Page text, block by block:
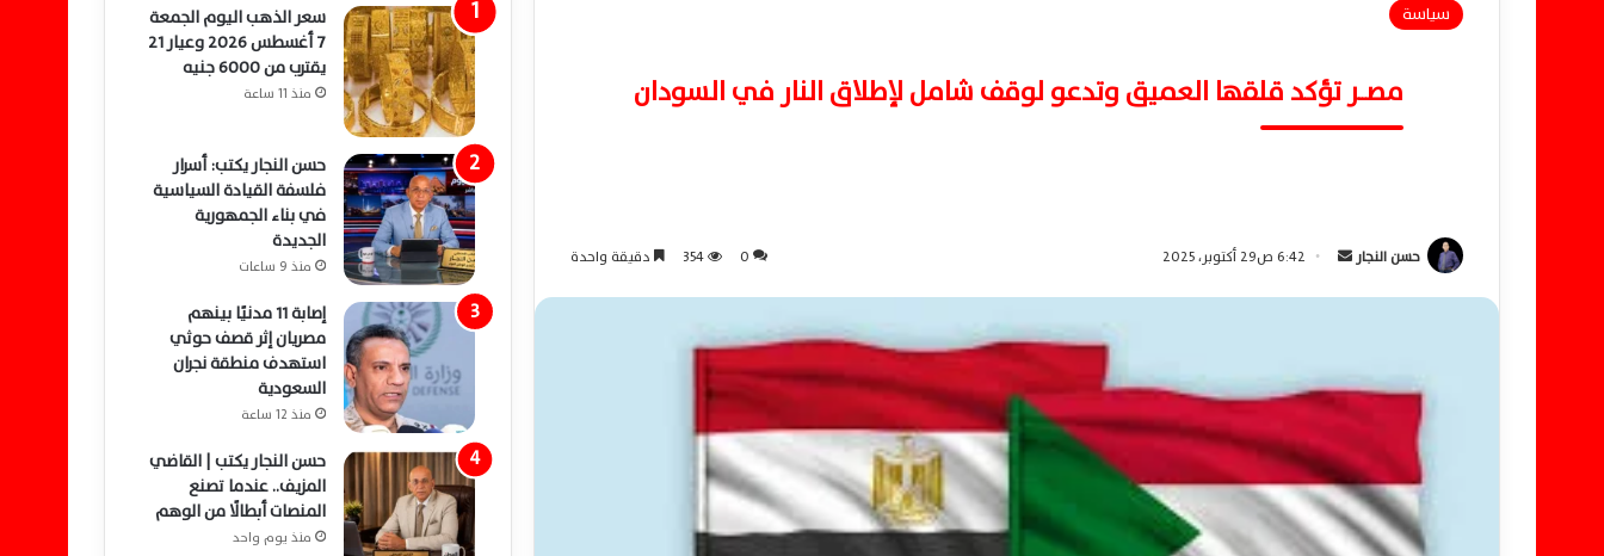
سياسة
مصــر تؤكد قلقها العميق وتدعو لوقف شامل لإطلاق النار في السودان
حسن النجار
ر
د
ا
إ
ل
6:42 ص29 أكتوبر، 2025 0
354 دقيقة واحدة
سعر الذهب اليوم الجمعة
7 أغسطس 2026 وعيار 21
يقترب من 6000 جنيه
منذ 11 ساعة
حسن النجار يكتب: أسرار
فلسفة القيادة السياسية
في بناء الجمهورية
الجديدة
منذ 9 ساعات
إصابة 11 مدنيًا بينهم
مصريان إثر قصف حوثي
استهدف منطقة نجران
السعودية
منذ 12 ساعة
حسن النجار يكتب | القاضي
المزيف.. عندما تصنع
المنصات أبطالًا من الوهم
منذ يوم واحد